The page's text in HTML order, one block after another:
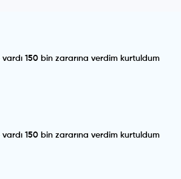
150 bin zararına verdim kurtuldum
150 bin zararına verdim kurtuldum